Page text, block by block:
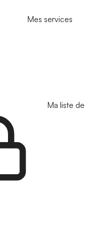
Mes services
Ma liste de